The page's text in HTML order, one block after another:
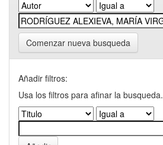
Comenzar nueva busqueda
Añadir filtros:
Usa los filtros para afinar la busqueda.